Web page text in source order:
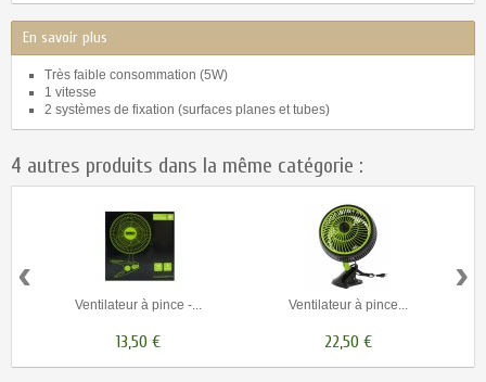
En savoir plus
Très faible consommation (5W)
1 vitesse
2 systèmes de fixation (surfaces planes et tubes)
4 autres produits dans la même catégorie :
Ventilateur à pince -...
13,50 €
Ventilateur à pince...
22,50 €
‹ ›